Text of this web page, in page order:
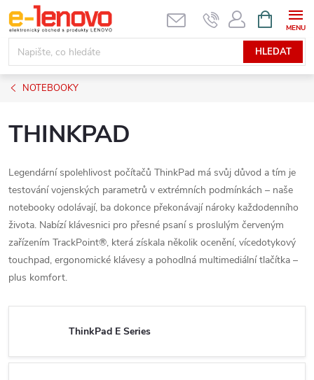
Přejít
na
obsah
HLEDAT
NÁKUPNÍ
KOŠÍK
NOTEBOOKY
THINKPAD
Legendární spolehlivost počítačů ThinkPad má svůj důvod a tím je
testování vojenských parametrů v extrémních podmínkách – naše
notebooky odolávají, ba dokonce překonávají nároky každodenního
života. Nabízí klávesnici pro přesné psaní s proslulým červeným
zařízením TrackPoint®, která získala několik ocenění, vícedotykový
touchpad, ergonomické klávesy a pohodlná multimediální tlačítka –
plus komfort.
ThinkPad E Series